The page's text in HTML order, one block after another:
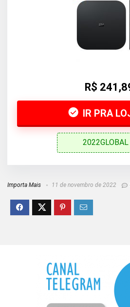
R$
IR PRA
2022GLOBAL
Importa Mais 11 de novembro de 2022